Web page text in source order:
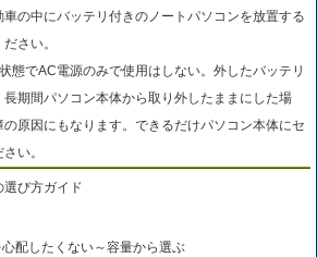
の中にバッテリ付きのノートパソコンを放置する
さい。
態でAC電源のみで使用はしない。外したバッテリ
期間パソコン本体から取り外したままにした場
原因にもなります。できるだけパソコン本体にセ
い。
選び方ガイド
配したくない～容量から選ぶ